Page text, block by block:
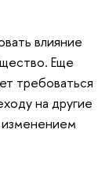
влияние
Еще
требоваться
на другие
изменением